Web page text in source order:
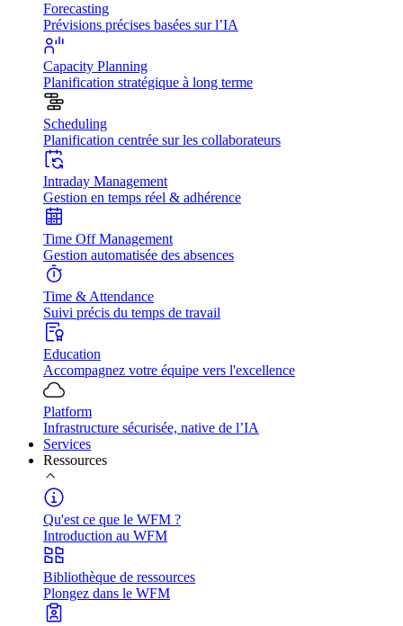
Forecasting
Prévisions précises basées sur l’IA
Capacity Planning
Planification stratégique à long terme
Scheduling
Planification centrée sur les collaborateurs
Intraday Management
Gestion en temps réel & adhérence
Time Off Management
Gestion automatisée des absences
Time & Attendance
Suivi précis du temps de travail
Education
Accompagnez votre équipe vers l'excellence
Platform
Infrastructure sécurisée, native de l’IA
Services
Ressources
Qu'est ce que le WFM ?
Introduction au WFM
Bibliothèque de ressources
Plongez dans le WFM